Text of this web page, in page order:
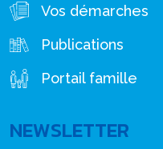
Vos démarches
Publications
Portail famille
NEWSLETTER